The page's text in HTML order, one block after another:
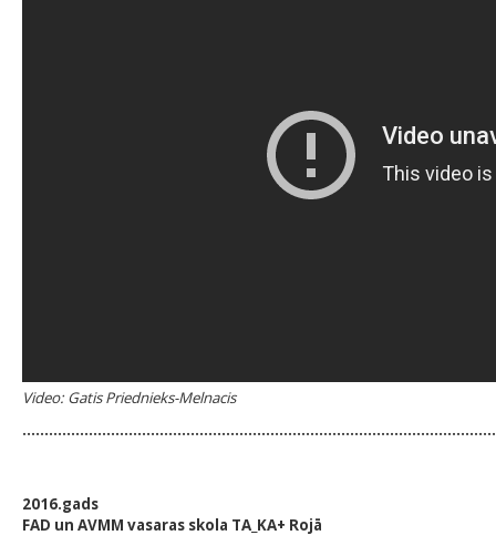
Video: Gatis Priednieks-Melnacis
2016.gads
FAD un AVMM vasaras skola TA_KA+ Rojā